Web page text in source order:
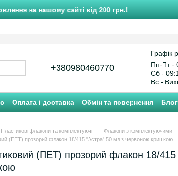
на нашому сайті від 200 грн.!
+380980460770
Графік
Пн-Пт -
Cб -
Вс -
Оплата і доставка Обмін та повернення
Блог
Пластикові флакони та комплектуючі
Флакони з комплектуючими
(ПET) прозорий флакон 18/415 "Астра" 50 мл з червоною кришкою
(ПET) прозорий флакон 18/